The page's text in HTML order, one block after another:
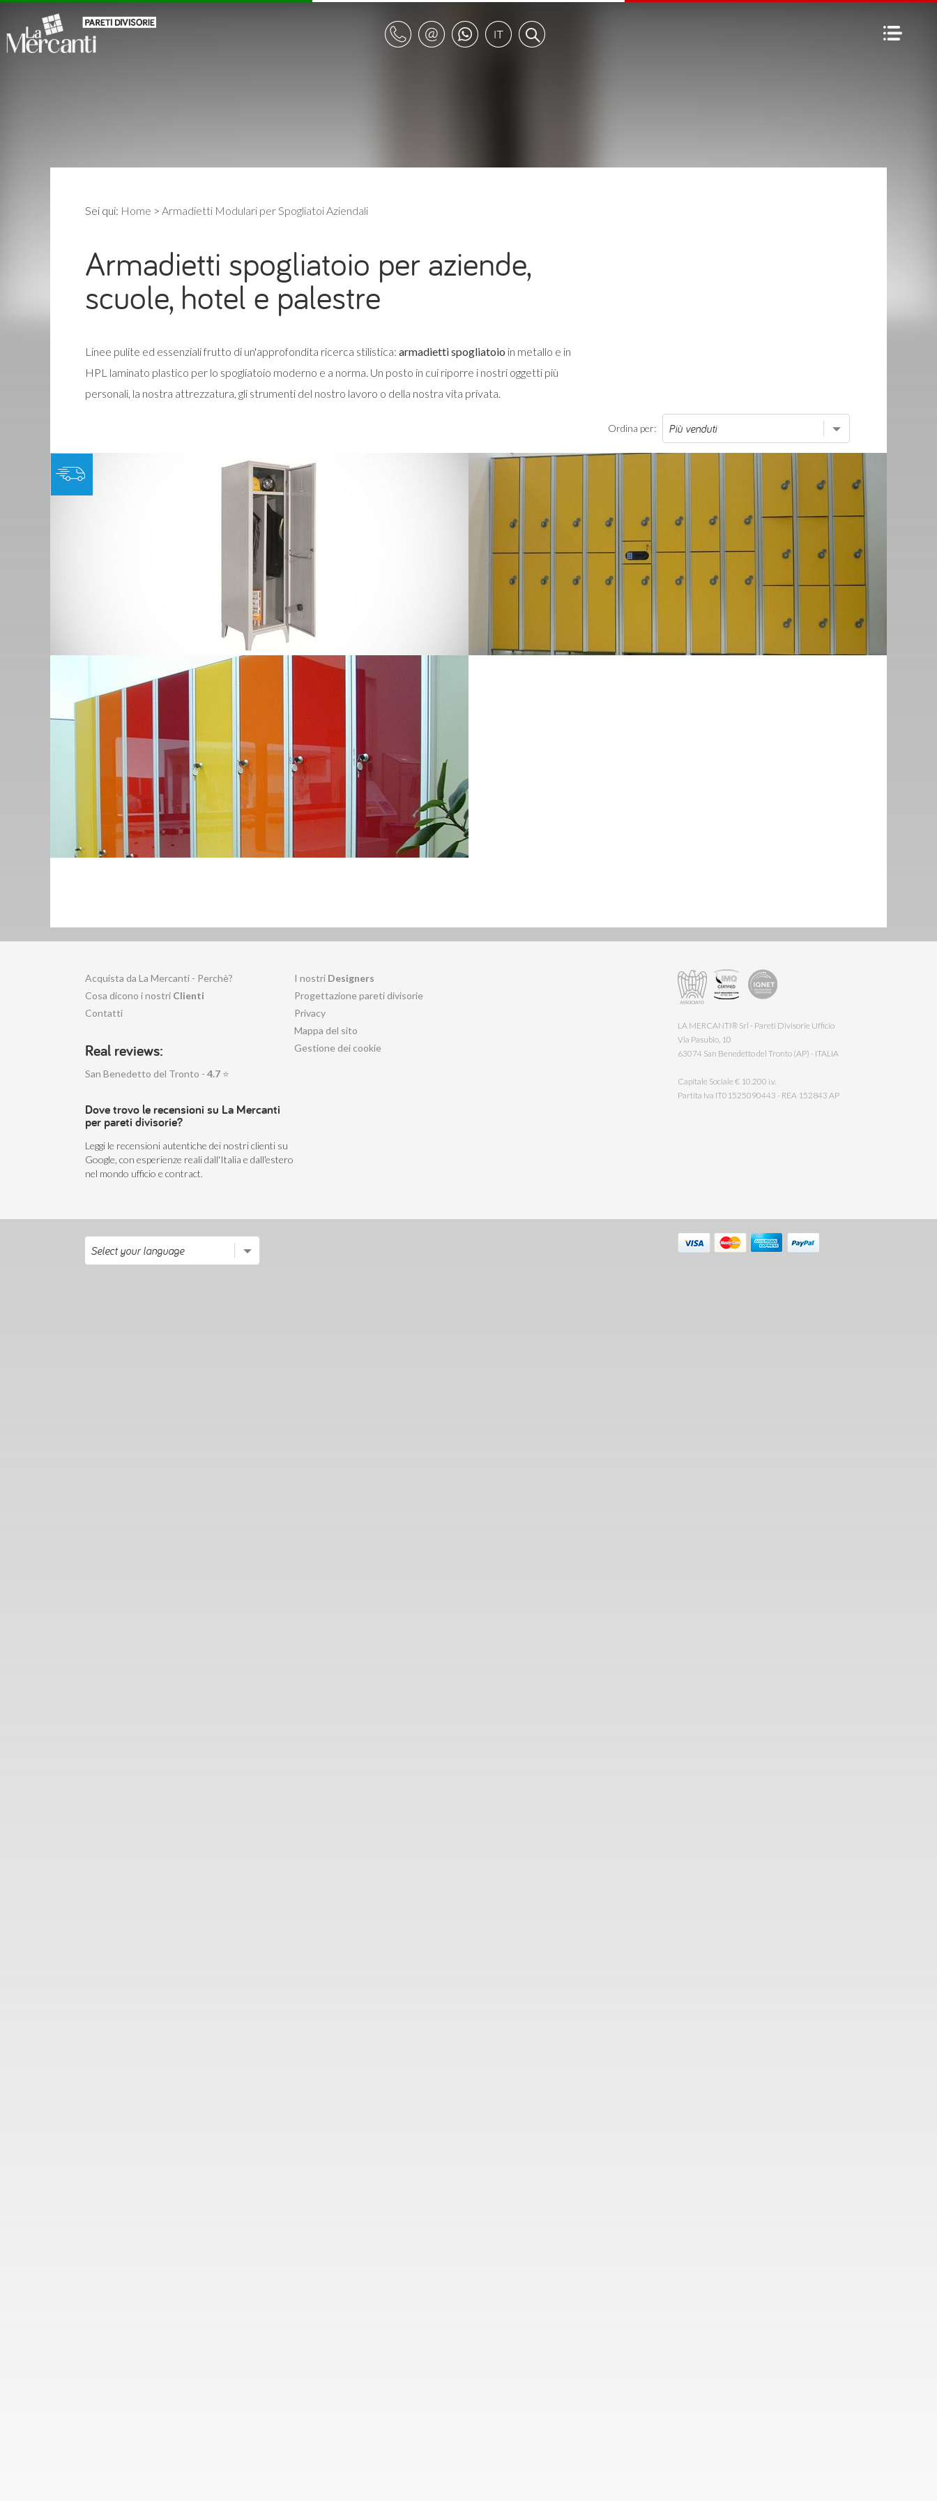
Sei qui: Home > Armadietti Modulari per Spogliatoi Aziendali
Armadietti spogliatoio per aziende,
scuole, hotel e palestre
Linee pulite ed essenziali frutto di un'approfondita ricerca stilistica: armadietti spogliatoio in metallo e in
HPL laminato plastico per lo spogliatoio moderno e a norma. Un posto in cui riporre i nostri oggetti più
personali, la nostra attrezzatura, gli strumenti del nostro lavoro o della nostra vita privata.
Ordina per:
Acquista da La Mercanti - Perchè?
Cosa dicono i nostri Clienti
Contatti
Real reviews:
San Benedetto del Tronto - 4.7 ⭐
Dove trovo le recensioni su La Mercanti
per pareti divisorie?
Leggi le recensioni autentiche dei nostri clienti su
Google, con esperienze reali dall'Italia e dall'estero
nel mondo ufficio e contract.
I nostri Designers
Progettazione pareti divisorie
Privacy
Mappa del sito
Gestione dei cookie
LA MERCANTI® Srl - Pareti Divisorie Ufficio
Via Pasubio, 10
63074 San Benedetto del Tronto (AP) - ITALIA
Capitale Sociale € 10.200 i.v.
Partita Iva IT01525090443 - REA 152843 AP